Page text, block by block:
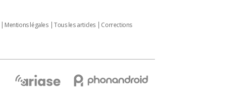
Mentions légales Tous les articles
Corrections